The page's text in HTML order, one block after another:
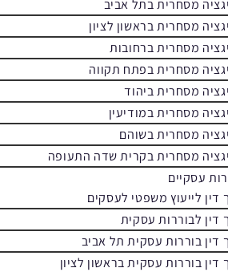
מסחרית בתל אביב
מסחרית בראשון לציון
מסחרית ברחובות
מסחרית בפתח תקווה
מסחרית ביהוד
מסחרית במודיעין
מסחרית בשוהם
מסחרית בקרית שדה התעופה
עסקיים
דין לייעוץ משפטי לעסקים
דין לבוררות עסקית
דין בוררות עסקית תל אביב
דין בוררות עסקית בראשון לציון